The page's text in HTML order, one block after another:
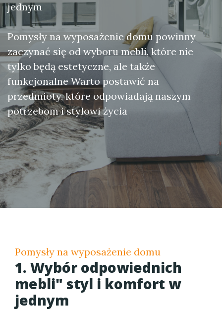
jednym
Pomysły na wyposażenie domu powinny
zaczynać się od wyboru mebli, które nie
tylko będą estetyczne, ale także
funkcjonalne Warto postawić na
przedmioty, które odpowiadają naszym
potrzebom i stylowi życia
Pomysły na wyposażenie domu
1. Wybór odpowiednich
mebli" styl i komfort w
jednym